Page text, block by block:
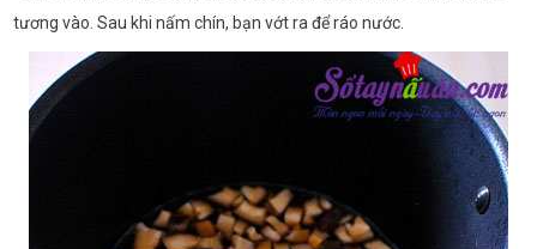
tương vào. Sau khi nấm chín, bạn vớt ra để ráo nước.